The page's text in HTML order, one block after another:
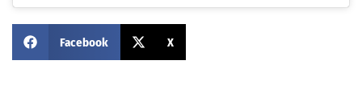
Facebook X